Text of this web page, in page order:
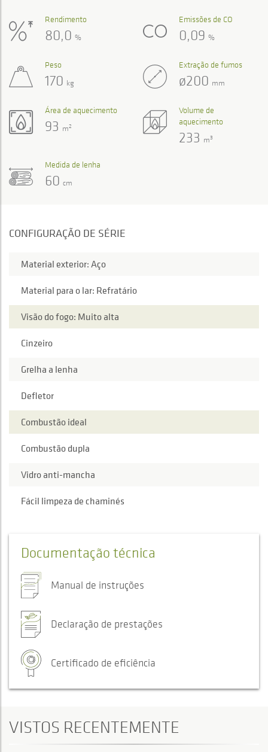
Rendimento
80,0 %
Emissões de CO
0,09 %
Volume de
aquecimento
233 m3
Área de aquecimento
93 m2
Peso
170 kg
Extração de fumos
ø200 mm
Medida de lenha
60 cm
CONFIGURAÇÃO DE SÉRIE
Material exterior: Aço
Material para o lar: Refratário
Visão do fogo: Muito alta
Cinzeiro
Grelha a lenha
Defletor
Combustão ideal
Combustão dupla
Vidro anti-mancha
Fácil limpeza de chaminés
Documentação técnica
Manual de instruções
Declaração de prestações
Certificado de eficiência
VISTOS RECENTEMENTE